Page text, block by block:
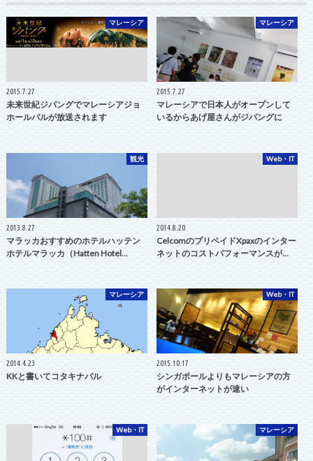
マレーシア
2015.7.27
未来世紀ジパングでマレーシアジョ
ホールバルが放送されます
マレーシア
2015.7.27
マレーシアで日本人がオープンして
いるからあげ屋さんがジパングに
観光
2013.8.27
マラッカおすすめのホテルハッテン
ホテルマラッカ（Hatten Hotel…
Web・IT
2014.8.20
CelcomのプリペイドXpaxのインター
ネットのコストパフォーマンスが…
マレーシア
2014.4.23
KKと書いてコタキナバル
Web・IT
2015.10.17
シンガポールよりもマレーシアの方
がインターネットが速い
Web・IT マレーシア